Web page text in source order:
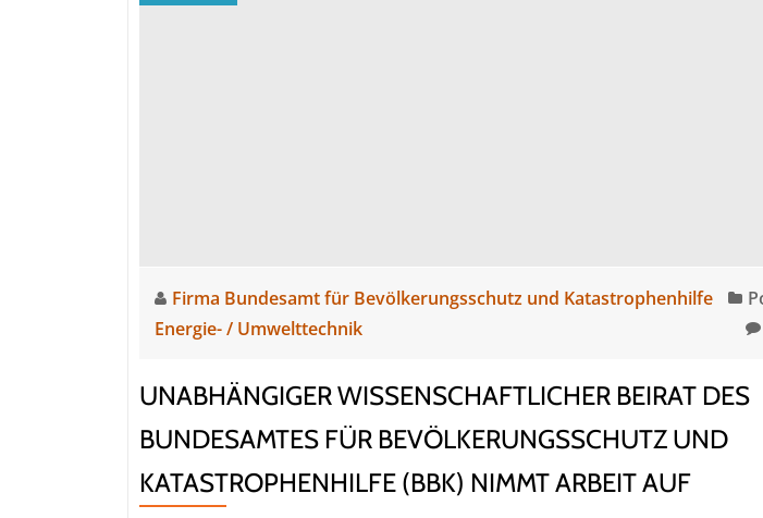
Firma Bundesamt für Bevölkerungsschutz und Katastrophenhilfe
Energie- / Umwelttechnik
UNABHÄNGIGER WISSENSCHAFTLICHER BEIRAT DES
BUNDESAMTES FÜR BEVÖLKERUNGSSCHUTZ UND
KATASTROPHENHILFE (BBK) NIMMT ARBEIT AUF